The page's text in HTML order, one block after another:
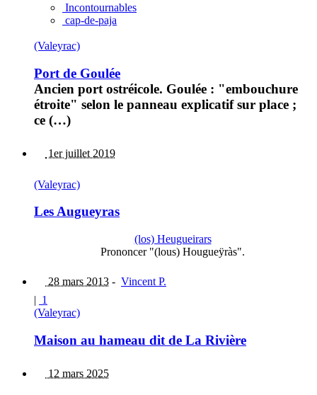
Incontournables
cap-de-paja
(Valeyrac)
Port de Goulée
Ancien port ostréicole. Goulée : "embouchure
étroite" selon le panneau explicatif sur place ;
ce (…)
1er juillet 2019
(Valeyrac)
Les Augueyras
(los) Heugueirars
Prononcer "(lous) Hougueÿràs".
28 mars 2013 - Vincent P.
| 1
(Valeyrac)
Maison au hameau dit de La Rivière
12 mars 2025